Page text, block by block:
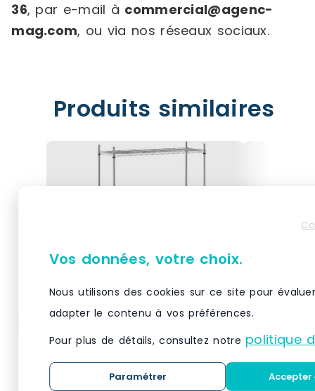
36, par e-mail à commercial@agenc-
mag.com, ou via nos réseaux sociaux.
Produits similaires
Helloshop26 – Étagère
métallique chromée
professionnel – 35 x 90 x
137 cm – 120 kg 14_0001534
137 cm
Vos données, votre choix.
Nous utilisons des cookies sur ce site pour
adapter le contenu à vos préférences.
Pour plus de détails, consultez notre politique
Paramétrer